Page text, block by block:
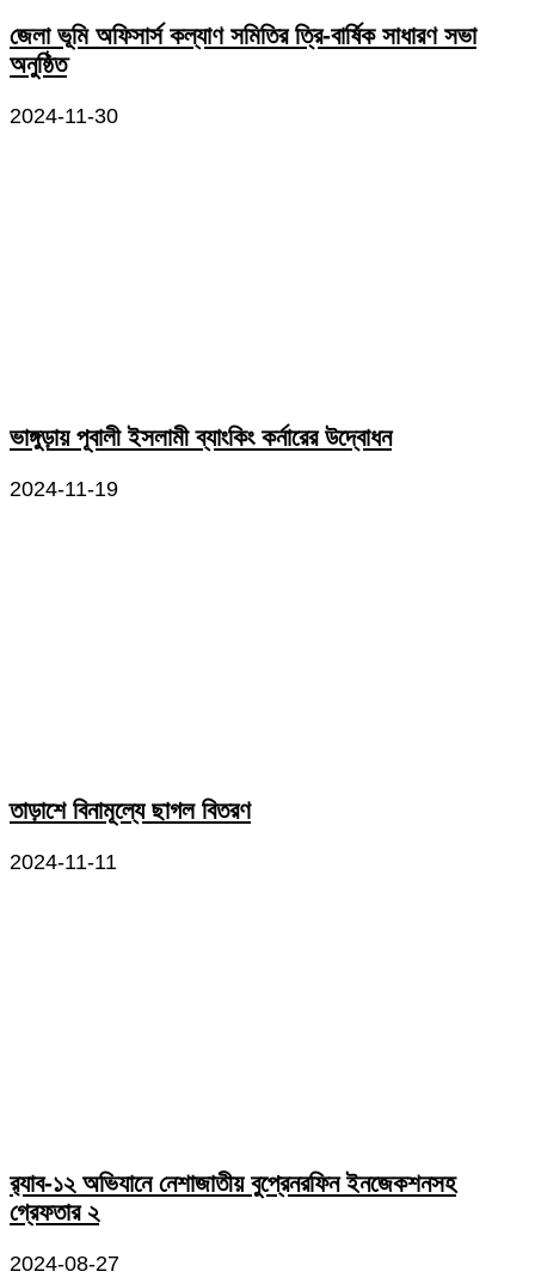
জেলা ভূমি অফিসার্স কল্যাণ সমিতির ত্রি-বার্ষিক সাধারণ সভা
অনুষ্ঠিত
2024-11-30
ভাঙ্গুড়ায় পূবালী ইসলামী ব্যাংকিং কর্নারের উদ্বোধন
2024-11-19
তাড়াশে বিনামূল্যে ছাগল বিতরণ
2024-11-11
র‌্যাব-১২ অভিযানে নেশাজাতীয় বুপ্রেনরফিন ইনজেকশনসহ
গ্রেফতার ২
2024-08-27